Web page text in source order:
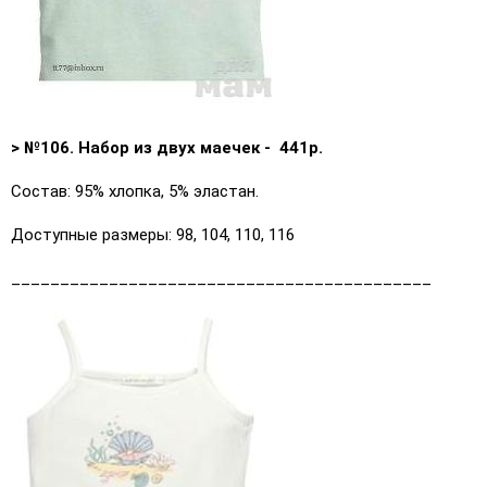
> №106. Набор из двух маечек - 441р.
Состав: 95% хлопка, 5% эластан.
Доступные размеры: 98, 104, 110, 116